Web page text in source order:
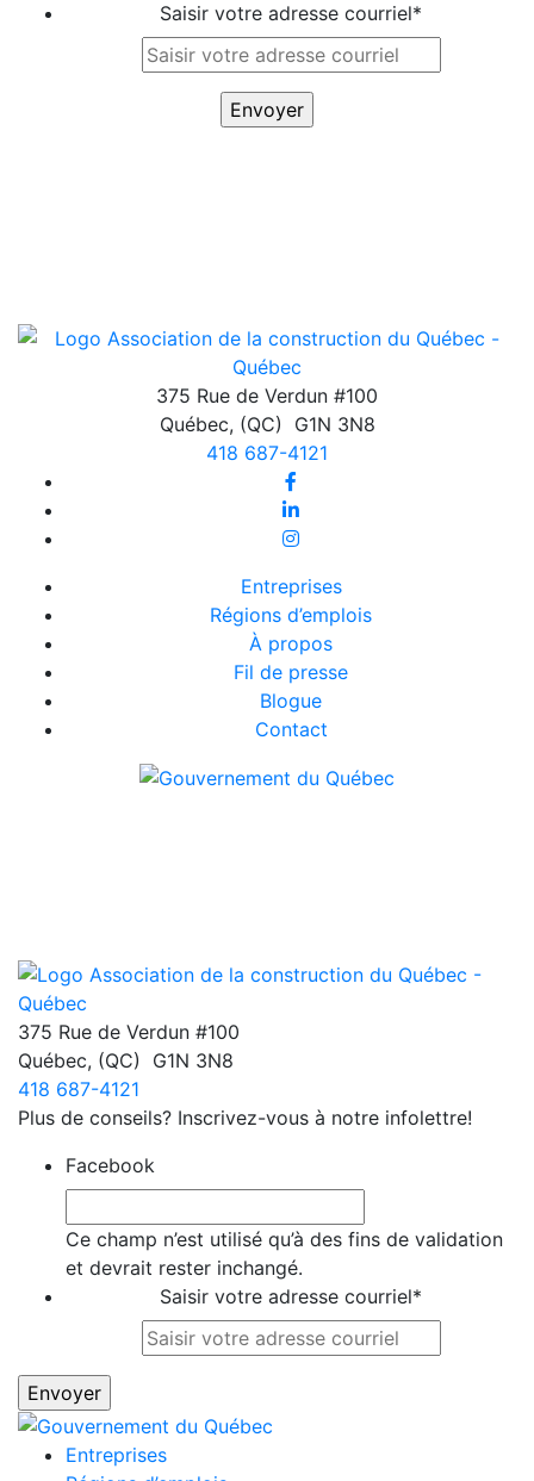
Saisir votre adresse courriel*
375 Rue de Verdun #100
Québec, (QC)
G1N 3N8
418 687-4121
Entreprises
Régions d’emplois
À propos
Fil de presse
Blogue
Contact
375 Rue de Verdun #100
Québec, (QC)
G1N 3N8
418 687-4121
Plus de conseils? Inscrivez-vous à notre infolettre!
Facebook
Ce champ n’est utilisé qu’à des fins de validation
et devrait rester inchangé.
Saisir votre adresse courriel*
Entreprises